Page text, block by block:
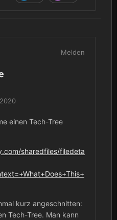
Melden
einen Tech-Tree
sharedfiles/filedeta
kurz angeschnitten:
Tech-Tree. Man kann